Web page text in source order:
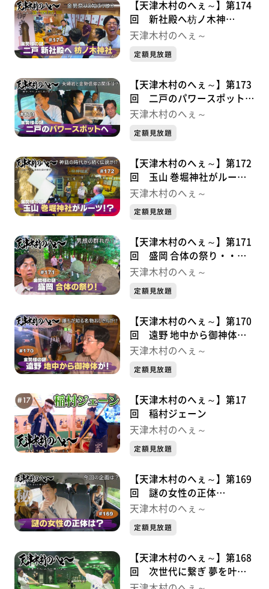
【天津木村のへぇ～】第174
回 新社殿へ枋ノ木神
社・・・金勢様シリーズ⑥
天津木村のへぇ～
定額見放題
【天津木村のへぇ～】第173
回 二戸のパワースポット
へ・・・金勢様シリーズ⑤
天津木村のへぇ～
定額見放題
【天津木村のへぇ～】第172
回 玉山 巻堀神社がルー
ツ！？・・・金勢様シリーズ
天津木村のへぇ～
定額見放題
【天津木村のへぇ～】第171
回 盛岡 合体の祭り・・・
金勢様シリーズ③
天津木村のへぇ～
定額見放題
【天津木村のへぇ～】第170
回 遠野 地中から御神体
が！・・・金勢様シリーズ②
天津木村のへぇ～
定額見放題
【天津木村のへぇ～】第17
回 稲村ジェーン
天津木村のへぇ～
定額見放題
【天津木村のへぇ～】第169
回 謎の女性の正体
は？・・・金勢様シリーズ①
天津木村のへぇ～
定額見放題
【天津木村のへぇ～】第168
回 次世代に繋ぎ 夢を叶
え・・・久慈次郎シリーズ９